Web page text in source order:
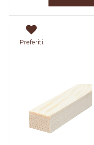
Preferiti